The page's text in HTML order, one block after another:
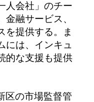
人会社」のチー
融サービス、
を提供する。ま
には、インキュ
的な支援も提供
区の市場監督管